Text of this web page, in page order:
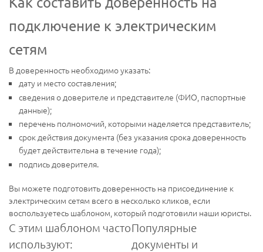
подключение к электрическим
сетям
В доверенность необходимо указать:
дату и место составления;
сведения о доверителе и представителе (ФИО, паспортные
данные);
перечень полномочий, которыми наделяется представитель;
срок действия документа (без указания срока доверенность
будет действительна в течение года);
подпись доверителя.
Вы можете подготовить доверенность на присоединение к
электрическим сетям всего в несколько кликов, если
воспользуетесь шаблоном, который подготовили наши юристы.
С этим шаблоном часто
используют:
Популярные
документы и